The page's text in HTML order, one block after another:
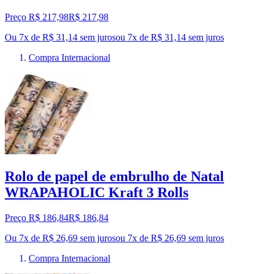
Preço R$ 217,98R$ 217,98
Ou 7x de R$ 31,14 sem jurosou 7x de R$ 31,14 sem juros
Compra Internacional
Rolo de papel de embrulho de Natal
WRAPAHOLIC Kraft 3 Rolls
Preço R$ 186,84R$ 186,84
Ou 7x de R$ 26,69 sem jurosou 7x de R$ 26,69 sem juros
Compra Internacional